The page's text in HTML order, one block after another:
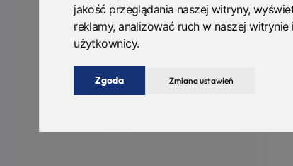
jakość przeglądania naszej witryny,
reklamy, analizować ruch w naszej
użytkownicy.
Zgoda Zmiana ustawień